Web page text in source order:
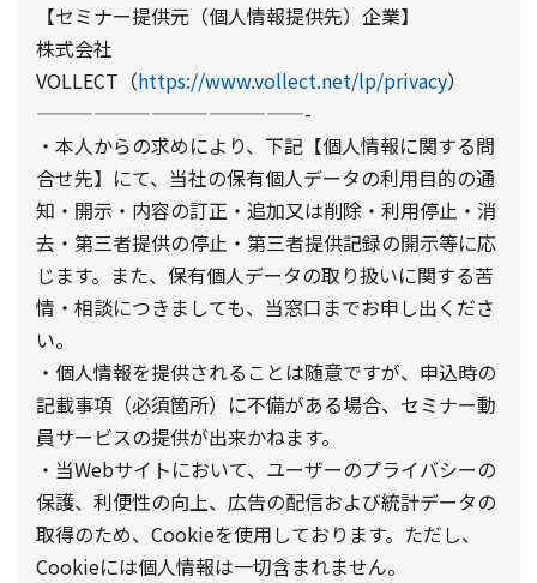
【セミナー提供元（個人情報提供先）企業】
株式会社
VOLLECT（https://www.vollect.net/lp/privacy）
——————————————-
・本人からの求めにより、下記【個人情報に関する問
合せ先】にて、当社の保有個人データの利用目的の通
知・開示・内容の訂正・追加又は削除・利用停止・消
去・第三者提供の停止・第三者提供記録の開示等に応
じます。また、保有個人データの取り扱いに関する苦
情・相談につきましても、当窓口までお申し出くださ
い。
・個人情報を提供されることは随意ですが、申込時の
記載事項（必須箇所）に不備がある場合、セミナー動
員サービスの提供が出来かねます。
・当Webサイトにおいて、ユーザーのプライバシーの
保護、利便性の向上、広告の配信および統計データの
取得のため、Cookieを使用しております。ただし、
Cookieには個人情報は一切含まれません。